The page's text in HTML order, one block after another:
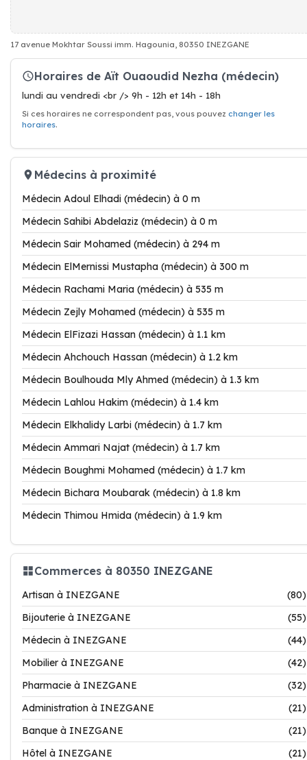
17 avenue Mokhtar Soussi imm. Hagounia, 80350 INEZGANE
Horaires de Aït Ouaoudid Nezha (médecin)
lundi au vendredi <br /> 9h - 12h et 14h - 18h
Si ces horaires ne correspondent pas, vous pouvez changer les
horaires.
Médecins à proximité
Médecin Adoul Elhadi (médecin) à 0 m
Médecin Sahibi Abdelaziz (médecin) à 0 m
Médecin Sair Mohamed (médecin) à 294 m
Médecin ElMernissi Mustapha (médecin) à 300 m
Médecin Rachami Maria (médecin) à 535 m
Médecin Zejly Mohamed (médecin) à 535 m
Médecin ElFizazi Hassan (médecin) à 1.1 km
Médecin Ahchouch Hassan (médecin) à 1.2 km
Médecin Boulhouda Mly Ahmed (médecin) à 1.3 km
Médecin Lahlou Hakim (médecin) à 1.4 km
Médecin Elkhalidy Larbi (médecin) à 1.7 km
Médecin Ammari Najat (médecin) à 1.7 km
Médecin Boughmi Mohamed (médecin) à 1.7 km
Médecin Bichara Moubarak (médecin) à 1.8 km
Médecin Thimou Hmida (médecin) à 1.9 km
Commerces à 80350 INEZGANE
Artisan à INEZGANE
(80)
Bijouterie à INEZGANE
(55)
Médecin à INEZGANE
(44)
Mobilier à INEZGANE
(42)
Pharmacie à INEZGANE
(32)
Administration à INEZGANE
(21)
Banque à INEZGANE
(21)
Hôtel à INEZGANE
(21)